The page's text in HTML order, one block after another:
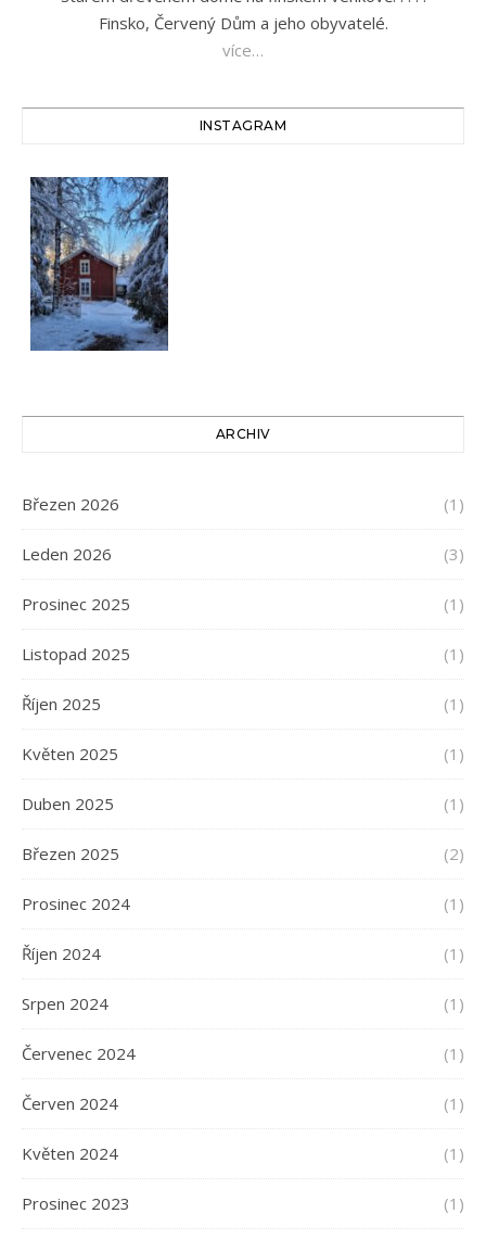
Finsko, Červený Dům a jeho obyvatelé.
více…
INSTAGRAM
ARCHIV
Březen 2026 (1)
Leden 2026 (3)
Prosinec 2025 (1)
Listopad 2025 (1)
Říjen 2025 (1)
Květen 2025 (1)
Duben 2025 (1)
Březen 2025 (2)
Prosinec 2024 (1)
Říjen 2024 (1)
Srpen 2024 (1)
Červenec 2024 (1)
Červen 2024 (1)
Květen 2024 (1)
Prosinec 2023 (1)